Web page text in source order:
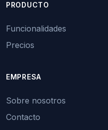
PRODUCTO
Funcionalidades
Precios
EMPRESA
Sobre nosotros
Contacto